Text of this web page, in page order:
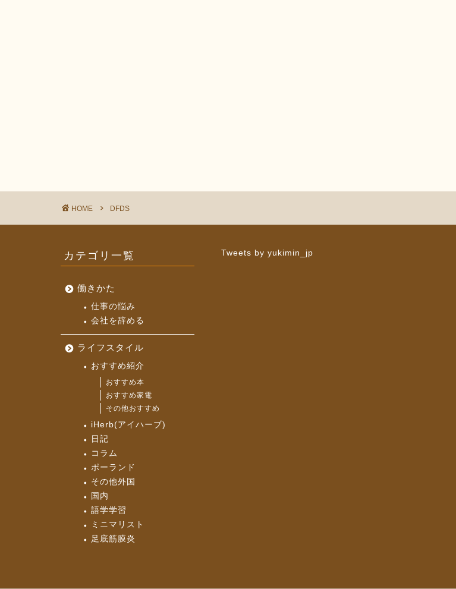
HOME DFDS
カテゴリ一覧
働きかた
仕事の悩み
会社を辞める
ライフスタイル
おすすめ紹介
おすすめ本
おすすめ家電
その他おすすめ
iHerb(アイハーブ)
日記
コラム
ポーランド
その他外国
国内
語学学習
ミニマリスト
足底筋膜炎
Tweets by yukimin_jp